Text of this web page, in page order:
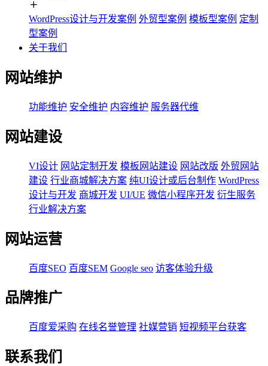
WordPress设计与开发案例 外贸型案例 模板型案例 定制
型案例
关于我们
网站维护
功能维护 安全维护 内容维护 服务器代维
网站建设
VI设计 网站定制开发 模板网站建设 网站改版 外贸网站
建设 行业商城解决方案 纯UI设计或后台制作 WordPress
设计与开发 商城开发 UI/UE 微信小程序开发 衍生服务
行业解决方案
网站运营
百度SEO 百度SEM Google seo 访客体验升级
品牌推广
百度爱采购 在线名誉管理 社媒营销 短视频平台获客
联系我们